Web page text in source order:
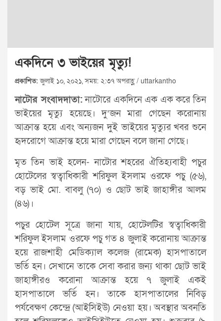
একদিনে ৩ ভাইয়ের মৃত্যু!
প্রকাশিত:জুলাই ১০, ২০২১, সময়: ২:৩৭ অপরাহ্ণ / uttarkantho
নাটোর সংবাদদাতা:নাটোরে একদিনে এক এক করে তিন
ভাইয়ের মৃত্যু হয়েছে। দু’জন মারা গেছেন করোনায়
আক্রান্ত হয়ে এবং অন্যজন দুই ভাইয়ের মৃত্যুর খবর শুনে
হৃদরোগে আক্রান্ত হয়ে মারা গেছেন বলে জানা গেছে।
মৃত তিন ভাই হলেন- নাটোর শহরের ঐতিহ্যবাহী পচুর
হোটেলের স্বত্বাধিকারী শরিফুল ইসলাম ওরফে পচু (৫৬),
বড় ভাই মো. বাবলু (৭০) ও ছোট ভাই জাহাঙ্গীর আলম
(৪৬)।
পচুর হোটেল সূত্রে জানা যায়, হোটেলটির স্বত্বাধিকারী
শরিফুল ইসলাম ওরফে পচু গত ৪ জুলাই করোনায় আক্রান্ত
হয়ে রাজশাহী মেডিক্যাল কলেজ (রামেক) হাসপাতালে
ভর্তি হন। সেখানে তাকে সেবা করার জন্য থাকা ছোট ভাই
জাহাঙ্গীরও করোনা আক্রান্ত হয়ে ৭ জুলাই একই
হাসপাতালে ভর্তি হন। তাকে হাসপাতালের নিবিড়
পর্যবেক্ষণ কেন্দ্রে (আইসিইউ) নেওয়া হয়। অবস্থার অবনতি